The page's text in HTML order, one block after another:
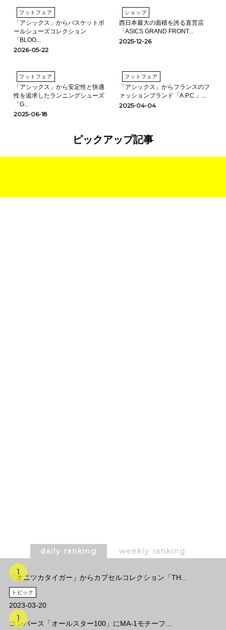
フットフェア
「アシックス」からバスケットボ
ールシューズコレクション
「BLOO...
2026-05-22
ショップ
西日本最大の面積を誇る直営店
「ASICS GRAND FRONT...
2025-12-26
フットフェア
「アシックス」から安定性と快適
性を追求したランニングシューズ
「G...
2025-06-18
フットフェア
「アシックス」からフランスのフ
ァッションブランド「A.P.C.」...
2025-04-04
ピックアップ記事
daily ranking weekly ranking
「オニツカタイガー」からカプセルコレクション「TH...
トピック
2023-03-20
コンバース「オールスター100」にMA-1モチーフ...